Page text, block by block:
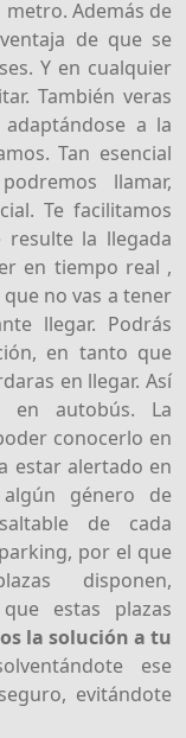
metro. Además de
de que se
Y en cualquier
También veras
a la
Tan esencial
llamar,
Te facilitamos
la llegada
en tiempo real ,
no vas a tener
llegar. Podrás
en tanto que
en llegar. Así
autobús. La
conocerlo en
estar alertado en
género de
de cada
por el que
disponen,
estas plazas
la solución a tu
ese
evitándote